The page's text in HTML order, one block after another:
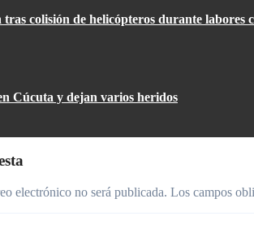
tras colisión de helicópteros durante labores
Cúcuta y dejan varios heridos
electrónico no será publicada. Los campos